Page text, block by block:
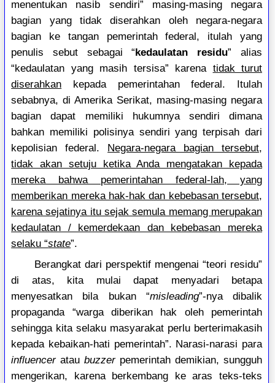
menentukan nasib sendiri” masing-masing negara
bagian yang tidak diserahkan oleh negara-negara
bagian ke tangan pemerintah federal, itulah yang
penulis sebut sebagai “kedaulatan residu” alias
“kedaulatan yang masih tersisa” karena tidak turut
diserahkan kepada pemerintahan federal. Itulah
sebabnya, di Amerika Serikat, masing-masing negara
bagian dapat memiliki hukumnya sendiri dimana
bahkan memiliki polisinya sendiri yang terpisah dari
kepolisian federal. Negara-negara bagian tersebut,
tidak akan setuju ketika Anda mengatakan kepada
mereka bahwa pemerintahan federal-lah, yang
memberikan mereka hak-hak dan kebebasan tersebut,
karena sejatinya itu sejak semula memang merupakan
kedaulatan / kemerdekaan dan kebebasan mereka
selaku “state”.
Berangkat dari perspektif mengenai “teori residu”
di atas, kita mulai dapat menyadari betapa
menyesatkan bila bukan “misleading”-nya dibalik
propaganda “warga diberikan hak oleh pemerintah
sehingga kita selaku masyarakat perlu berterimakasih
kepada kebaikan-hati pemerintah”. Narasi-narasi para
influencerataubuzzerpemerintah demikian, sungguh
mengerikan, karena berkembang ke aras teks-teks